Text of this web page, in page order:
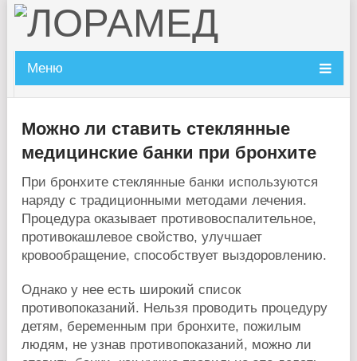
Меню
Можно ли ставить стеклянные
медицинские банки при бронхите
При бронхите стеклянные банки используются
наряду с традиционными методами лечения.
Процедура оказывает противовоспалительное,
противокашлевое свойство, улучшает
кровообращение, способствует выздоровлению.
Однако у нее есть широкий список
противопоказаний. Нельзя проводить процедуру
детям, беременным при бронхите, пожилым
людям, не узнав противопоказаний, можно ли